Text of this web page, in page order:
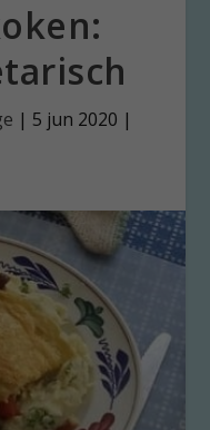
| 5 jun 2020 |